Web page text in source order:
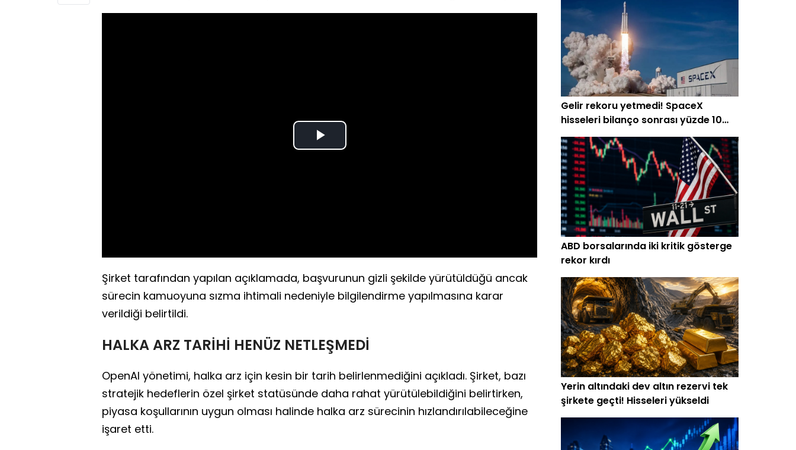
Play
Şirket tarafından yapılan açıklamada, başvurunun gizli şekilde yürütüldüğü ancak
sürecin kamuoyuna sızma ihtimali nedeniyle bilgilendirme yapılmasına karar
verildiği belirtildi.
HALKA ARZ TARİHİ HENÜZ NETLEŞMEDİ
OpenAI yönetimi, halka arz için kesin bir tarih belirlenmediğini açıkladı. Şirket, bazı
stratejik hedeflerin özel şirket statüsünde daha rahat yürütülebildiğini belirtirken,
piyasa koşullarının uygun olması halinde halka arz sürecinin hızlandırılabileceğine
işaret etti.
Gelir rekoru yetmedi! SpaceX
hisseleri bilanço sonrası yüzde 10
düştü
ABD borsalarında iki kritik gösterge
rekor kırdı
Yerin altındaki dev altın rezervi tek
şirkete geçti! Hisseleri yükseldi